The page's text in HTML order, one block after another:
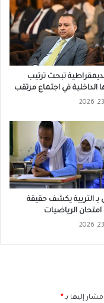
تبحث ترتيب
الداخلية في اجتماع مرتقب
التربية يكشف حقيقة
الرياضيات
إليها بـ *